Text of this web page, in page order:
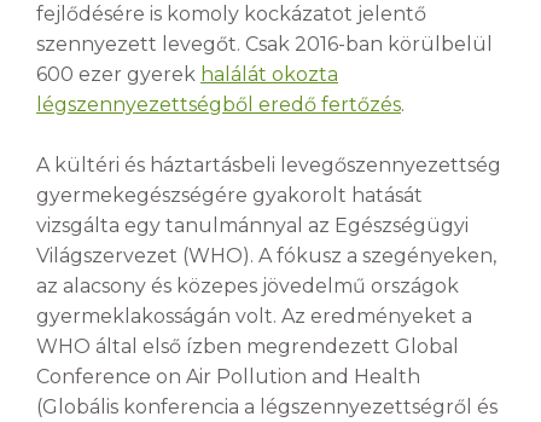
fejlődésére is komoly kockázatot jelentő
szennyezett levegőt. Csak 2016-ban körülbelül
600 ezer gyerek halálát okozta
légszennyezettségből eredő fertőzés.
A kültéri és háztartásbeli levegőszennyezettség
gyermekegészségére gyakorolt hatását
vizsgálta egy tanulmánnyal az Egészségügyi
Világszervezet (WHO). A fókusz a szegényeken,
az alacsony és közepes jövedelmű országok
gyermeklakosságán volt. Az eredményeket a
WHO által első ízben megrendezett Global
Conference on Air Pollution and Health
(Globális konferencia a légszennyezettségről és